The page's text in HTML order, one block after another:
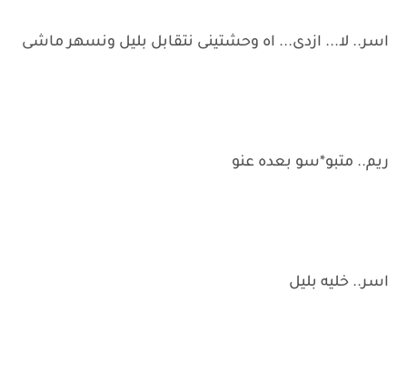
اسر.. لا... ازدى... اه وحشتينى نتقابل بليل ونسهر ماشى
ريم.. متبو*سو بعده عنو
اسر.. خليه بليل